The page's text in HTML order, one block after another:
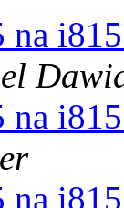
na
na
na